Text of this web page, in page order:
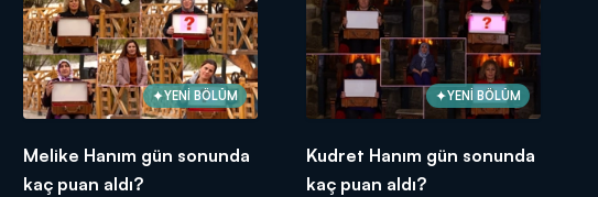
YENİ BÖLÜM
Melike Hanım gün sonunda
kaç puan aldı?
YENİ BÖLÜM
Kudret Hanım gün sonunda
kaç puan aldı?